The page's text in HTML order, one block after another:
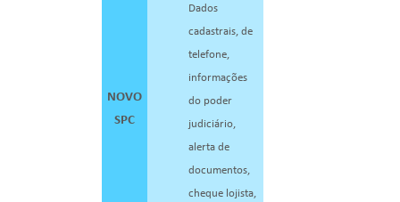
NOVO
SPC
Dados
cadastrais, de
telefone,
informações
do poder
judiciário,
alerta de
documentos,
cheque lojista,